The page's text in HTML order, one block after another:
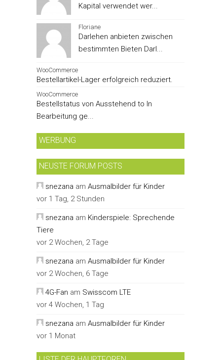
Kapital verwendet wer...
Floriane
Darlehen anbieten zwischen
bestimmten Bieten Darl...
WooCommerce
Bestellartikel-Lager erfolgreich reduziert.
WooCommerce
Bestellstatus von Ausstehend to In
Bearbeitung ge...
WERBUNG
NEUSTE FORUM POSTS
snezana am Ausmalbilder für Kinder
vor 1 Tag, 2 Stunden
snezana am Kinderspiele: Sprechende
Tiere
vor 2 Wochen, 2 Tage
snezana am Ausmalbilder für Kinder
vor 2 Wochen, 6 Tage
4G-Fan am Swisscom LTE
vor 4 Wochen, 1 Tag
snezana am Ausmalbilder für Kinder
vor 1 Monat